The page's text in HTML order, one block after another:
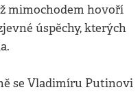
mimochodem hovoří
úspěchy, kterých
se Vladimíru Putinovi